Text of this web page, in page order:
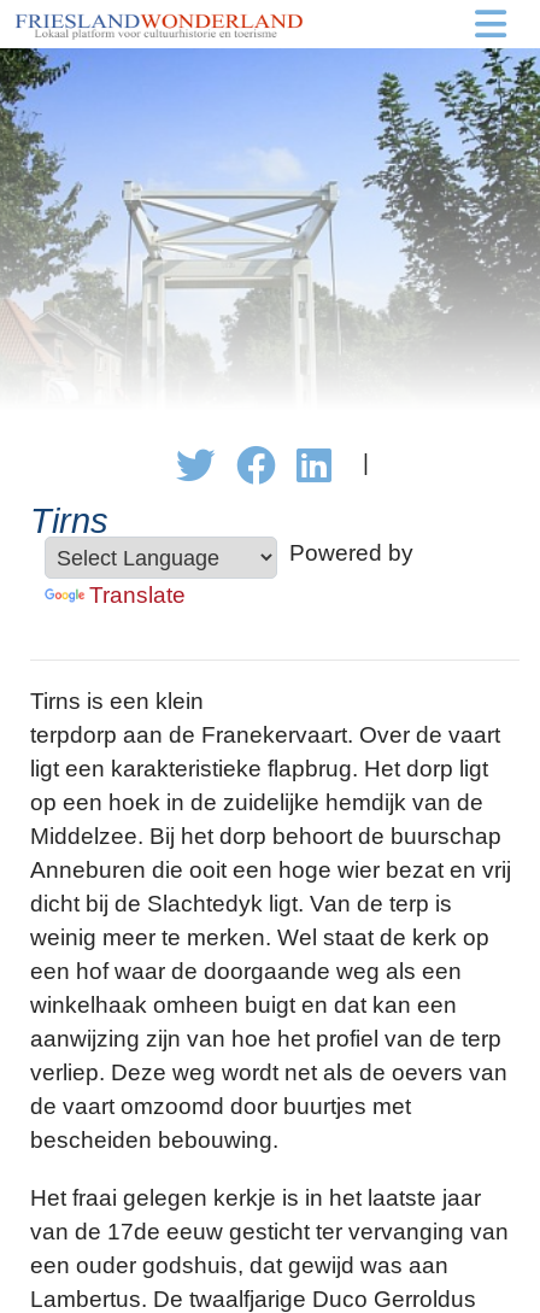
Tirns
Powered by
Translate
Tirns is een klein
terpdorp aan de Franekervaart. Over de vaart
ligt een karakteristieke flapbrug. Het dorp ligt
op een hoek in de zuidelijke hemdijk van de
Middelzee. Bij het dorp behoort de buurschap
Anneburen die ooit een hoge wier bezat en vrij
dicht bij de Slachtedyk ligt. Van de terp is
weinig meer te merken. Wel staat de kerk op
een hof waar de doorgaande weg als een
winkelhaak omheen buigt en dat kan een
aanwijzing zijn van hoe het profiel van de terp
verliep. Deze weg wordt net als de oevers van
de vaart omzoomd door buurtjes met
bescheiden bebouwing.
Het fraai gelegen kerkje is in het laatste jaar
van de 17de eeuw gesticht ter vervanging van
een ouder godshuis, dat gewijd was aan
Lambertus. De twaalfjarige Duco Gerroldus